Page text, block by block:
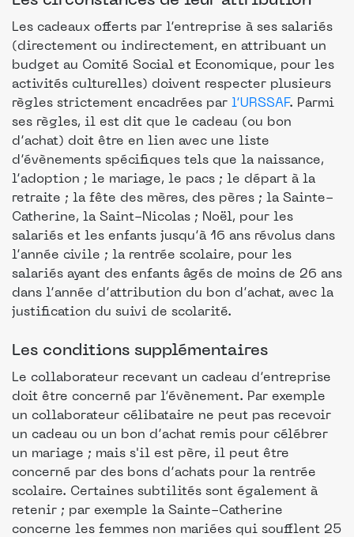
Les cadeaux offerts par l’entreprise à ses salariés
(directement ou indirectement, en attribuant un
budget au Comité Social et Economique, pour les
activités culturelles) doivent respecter plusieurs
règles strictement encadrées par l’URSSAF. Parmi
ses règles, il est dit que le cadeau (ou bon
d’achat) doit être en lien avec une liste
d’évènements spécifiques tels que la naissance,
l’adoption ; le mariage, le pacs ; le départ à la
retraite ; la fête des mères, des pères ; la Sainte-
Catherine, la Saint-Nicolas ; Noël, pour les
salariés et les enfants jusqu’à 16 ans révolus dans
l’année civile ; la rentrée scolaire, pour les
salariés ayant des enfants âgés de moins de 26 ans
dans l’année d’attribution du bon d’achat, avec la
justification du suivi de scolarité.
Les conditions supplémentaires
Le collaborateur recevant un cadeau d’entreprise
doit être concerné par l’évènement. Par exemple
un collaborateur célibataire ne peut pas recevoir
un cadeau ou un bon d’achat remis pour célébrer
un mariage ; mais s'il est père, il peut être
concerné par des bons d’achats pour la rentrée
scolaire. Certaines subtilités sont également à
retenir ; par exemple la Sainte-Catherine
concerne les femmes non mariées qui soufflent 25